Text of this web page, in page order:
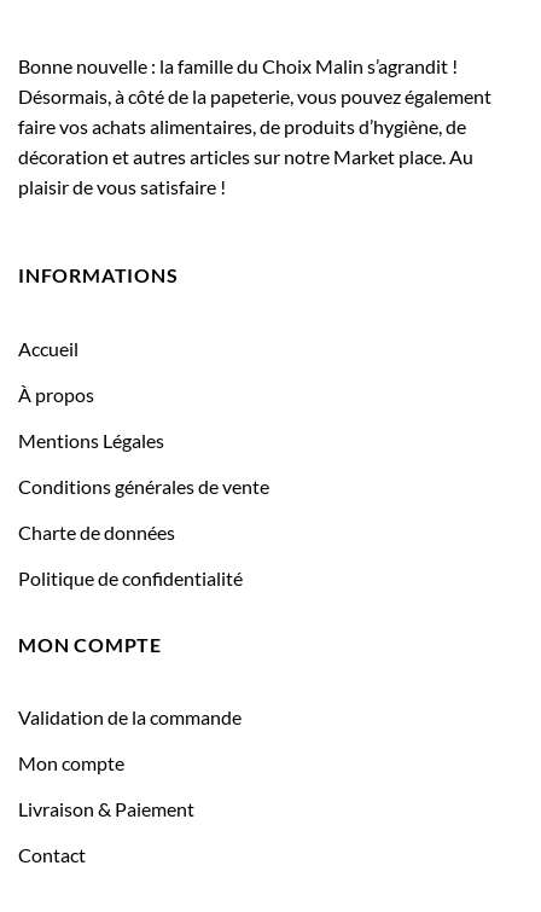
Bonne nouvelle : la famille du Choix Malin s’agrandit !
Désormais, à côté de la papeterie, vous pouvez également
faire vos achats alimentaires, de produits d’hygiène, de
décoration et autres articles sur notre Market place. Au
plaisir de vous satisfaire !
INFORMATIONS
Accueil
À propos
Mentions Légales
Conditions générales de vente
Charte de données
Politique de confidentialité
MON COMPTE
Validation de la commande
Mon compte
Livraison & Paiement
Contact